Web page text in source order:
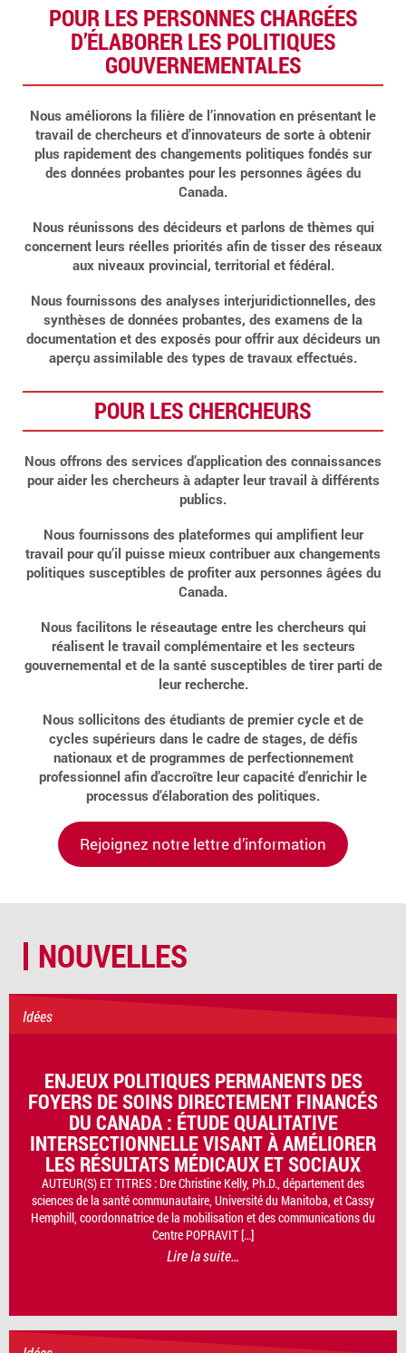
POUR LES PERSONNES CHARGÉES
D’ÉLABORER LES POLITIQUES
GOUVERNEMENTALES
Nous améliorons la filière de l’innovation en présentant le
travail de chercheurs et d’innovateurs de sorte à obtenir
plus rapidement des changements politiques fondés sur
des données probantes pour les personnes âgées du
Canada.
Nous réunissons des décideurs et parlons de thèmes qui
concernent leurs réelles priorités afin de tisser des réseaux
aux niveaux provincial, territorial et fédéral.
Nous fournissons des analyses interjuridictionnelles, des
synthèses de données probantes, des examens de la
documentation et des exposés pour offrir aux décideurs un
aperçu assimilable des types de travaux effectués.
POUR LES CHERCHEURS
Nous offrons des services d’application des connaissances
pour aider les chercheurs à adapter leur travail à différents
publics.
Nous fournissons des plateformes qui amplifient leur
travail pour qu’il puisse mieux contribuer aux changements
politiques susceptibles de profiter aux personnes âgées du
Canada.
Nous facilitons le réseautage entre les chercheurs qui
réalisent le travail complémentaire et les secteurs
gouvernemental et de la santé susceptibles de tirer parti de
leur recherche.
Nous sollicitons des étudiants de premier cycle et de
cycles supérieurs dans le cadre de stages, de défis
nationaux et de programmes de perfectionnement
professionnel afin d’accroître leur capacité d’enrichir le
processus d’élaboration des politiques.
Rejoignez notre lettre d’information
NOUVELLES
Idées
ENJEUX POLITIQUES PERMANENTS DES
FOYERS DE SOINS DIRECTEMENT FINANCÉS
DU CANADA : ÉTUDE QUALITATIVE
INTERSECTIONNELLE VISANT À AMÉLIORER
LES RÉSULTATS MÉDICAUX ET SOCIAUX
AUTEUR(S) ET TITRES : Dre Christine Kelly, Ph.D., département des
sciences de la santé communautaire, Université du Manitoba, et Cassy
Hemphill, coordonnatrice de la mobilisation et des communications du
Centre POPRAVIT […]
Lire la suite…